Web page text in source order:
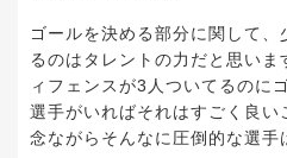
ゴールを決める部分に関して
るのはタレントの力だと思い
ィフェンスが3人ついてるのに
選手がいればそれはすごく良
念ながらそんなに圧倒的な選手